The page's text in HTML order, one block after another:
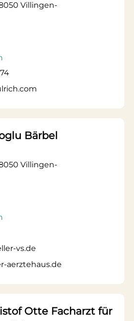
Villingen-
Bärbel
Villingen-
vs.de
aerztehaus.de
Otte Facharzt für